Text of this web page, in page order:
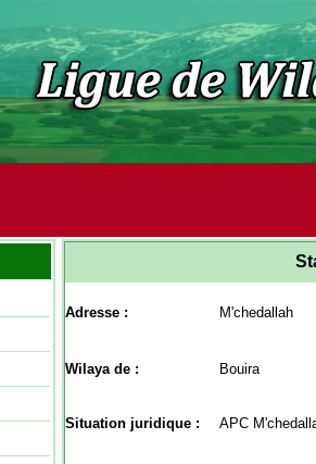
Adresse : M'chedallah
Wilaya de : Bouira
Situation juridique : APC